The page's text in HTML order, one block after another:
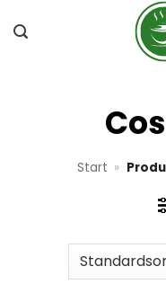
Inhalt
Start »